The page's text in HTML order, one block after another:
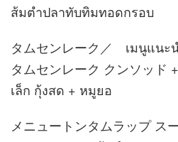
ส้มตำปลาทับทิมทอดกรอบ
タムセンレーク／ เมนูแนะ
タムセンレーク クンソッ
เล็ก กุ้งสด + หมูยอ
メニュートンタムラップ ス